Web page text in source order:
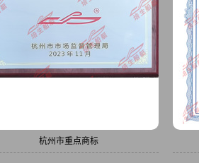
杭州市重点商标